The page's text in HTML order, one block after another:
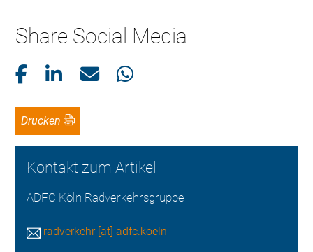
Share Social Media
Drucken
Kontakt zum Artikel
ADFC Köln Radverkehrsgruppe
radverkehr [at] adfc.koeln